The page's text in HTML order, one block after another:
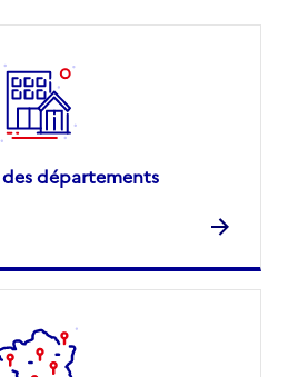
départements